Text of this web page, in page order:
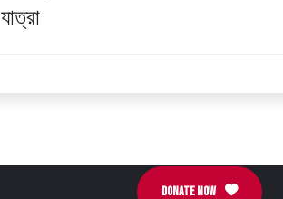
DONATE NOW